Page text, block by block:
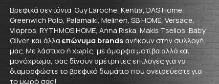
Βρεφικά σεντόνια Guy Laroche, Κentia, DAS Home,
Greenwich Polo, Palamaiki, Melinen, SB HOME, Versace,
Viopros, RYTHMOS HOME, Αnna Riska, Makis Tselios, Baby
Oliver, και άλλα επώνυμα brandsανήκουν στην συλλογή
μας. Με λάστιχο ή χωρίς, με όμορφα μοτίβα αλλά και
μονόχρωμα, σας δίνουν αμέτρητες επιλογές για να
διαμορφώστε το βρεφικό δωμάτιο που ονειρεύεστε για
το μωρό σας!